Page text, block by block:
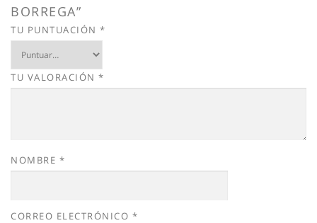
BORREGA”
TU PUNTUACIÓN *
TU VALORACIÓN *
NOMBRE *
CORREO ELECTRÓNICO *